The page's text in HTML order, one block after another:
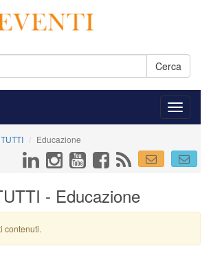
Cerca
Educazione
- Educazione
contenuti.